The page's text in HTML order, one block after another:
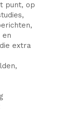
punt, op
en
extra